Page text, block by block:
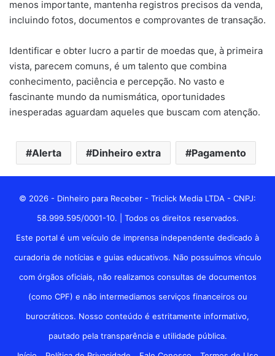
menos importante, mantenha registros precisos da venda,
incluindo fotos, documentos e comprovantes de transação.
Identificar e obter lucro a partir de moedas que, à primeira
vista, parecem comuns, é um talento que combina
conhecimento, paciência e percepção. No vasto e
fascinante mundo da numismática, oportunidades
inesperadas aguardam aqueles que buscam com atenção.
Alerta Dinheiro extra Pagamento
© 2026 - Dinheiro para Receber - Triclick Media LTDA - CNPJ:
58.999.595/0001-10. | Todos os direitos reservados.
Este portal é um veículo de imprensa independente dedicado à
curadoria de notícias e guias educativos. Não possuímos vínculo
com órgãos oficiais, não realizamos consultas de documentos
(como CPF) e não intermediamos serviços financeiros ou
burocráticos. Nosso conteúdo é estritamente informativo,
pautado pela transparência e utilidade pública.